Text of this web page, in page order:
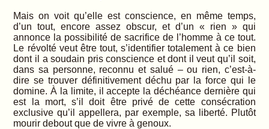
Mais on voit qu’elle est conscience, en même temps,
d’un tout, encore assez obscur, et d’un « rien » qui
annonce la possibilité de sacrifice de l’homme à ce tout.
Le révolté veut être tout, s’identifier totalement à ce bien
dont il a soudain pris conscience et dont il veut qu’il soit,
dans sa personne, reconnu et salué – ou rien, c’est-à-
dire se trouver définitivement déchu par la force qui le
domine. À la limite, il accepte la déchéance dernière qui
est la mort, s’il doit être privé de cette consécration
exclusive qu’il appellera, par exemple, sa liberté. Plutôt
mourir debout que de vivre à genoux.